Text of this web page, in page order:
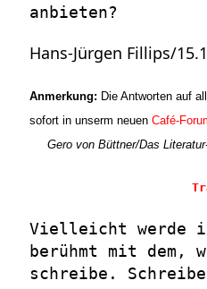
anbieten?
Hans-Jürgen Fillips/
Anmerkung: Die Antworten auf
sofort in unserm neuen Café-
Gero von Büttner/Das
Vielleicht werde
berühmt mit dem,
schreibe.